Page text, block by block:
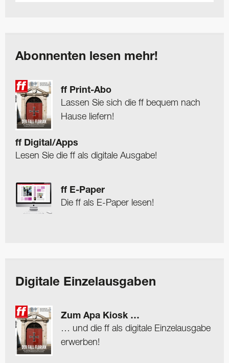
Abonnenten lesen mehr!
ff Print-Abo
Lassen Sie sich die ff bequem nach
Hause liefern!
ff Digital/Apps
Lesen Sie die ff als digitale Ausgabe!
ff E-Paper
Die ff als E-Paper lesen!
Digitale Einzelausgaben
Zum Apa Kiosk …
… und die ff als digitale Einzelausgabe
erwerben!